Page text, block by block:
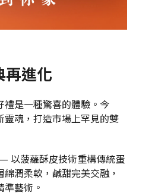
進化
是一種驚喜的體驗。今
魂，打造市場上罕見的雙
以菠蘿酥皮技術重構傳統蛋
潤柔軟，鹹甜完美交融，
藝術。